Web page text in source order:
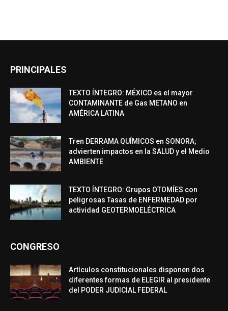
PRINCIPALES
TEXTO ÍNTEGRO: MÉXICO es el mayor
CONTAMINANTE de Gas METANO en
AMÉRICA LATINA
Tren DERRAMA QUÍMICOS en SONORA;
advierten impactos en la SALUD y el Medio
AMBIENTE
TEXTO ÍNTEGRO: Grupos OTOMÍES con
peligrosas Tasas de ENFERMEDAD por
actividad GEOTERMOELÉCTRICA
CONGRESO
Artículos constitucionales disponen dos
diferentes formas de ELEGIR al presidente
del PODER JUDICIAL FEDERAL